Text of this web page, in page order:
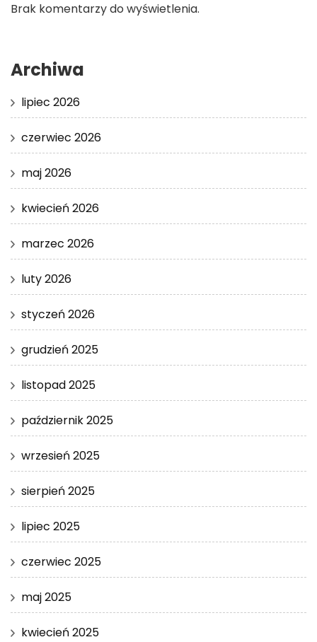
Brak komentarzy do wyświetlenia.
Archiwa
lipiec 2026
czerwiec 2026
maj 2026
kwiecień 2026
marzec 2026
luty 2026
styczeń 2026
grudzień 2025
listopad 2025
październik 2025
wrzesień 2025
sierpień 2025
lipiec 2025
czerwiec 2025
maj 2025
kwiecień 2025